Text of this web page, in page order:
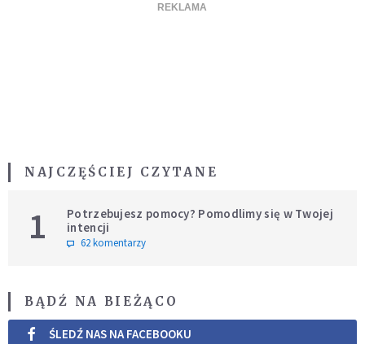
NAJCZĘŚCIEJ CZYTANE
1
Potrzebujesz pomocy? Pomodlimy się w Twojej
intencji
62 komentarzy
BĄDŹ NA BIEŻĄCO
ŚLEDŹ NAS NA FACEBOOKU